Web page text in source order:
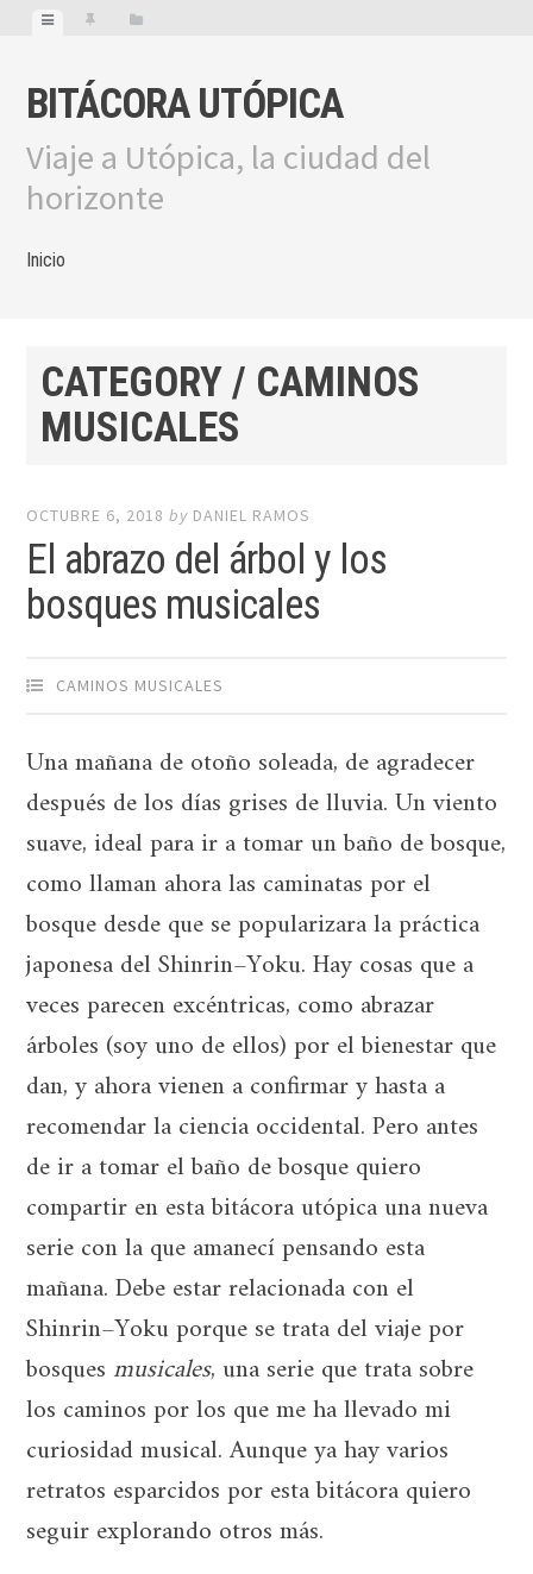
BITÁCORA UTÓPICA
Viaje a Utópica, la ciudad del
horizonte
Inicio
CATEGORY / CAMINOS
MUSICALES
OCTUBRE 6, 2018 by DANIEL RAMOS
El abrazo del árbol y los
bosques musicales
CAMINOS MUSICALES
Una mañana de otoño soleada, de agradecer
después de los días grises de lluvia. Un viento
suave, ideal para ir a tomar un baño de bosque,
como llaman ahora las caminatas por el
bosque desde que se popularizara la práctica
japonesa del Shinrin–Yoku. Hay cosas que a
veces parecen excéntricas, como abrazar
árboles (soy uno de ellos) por el bienestar que
dan, y ahora vienen a confirmar y hasta a
recomendar la ciencia occidental. Pero antes
de ir a tomar el baño de bosque quiero
compartir en esta bitácora utópica una nueva
serie con la que amanecí pensando esta
mañana. Debe estar relacionada con el
Shinrin–Yoku porque se trata del viaje por
bosques musicales, una serie que trata sobre
los caminos por los que me ha llevado mi
curiosidad musical. Aunque ya hay varios
retratos esparcidos por esta bitácora quiero
seguir explorando otros más.